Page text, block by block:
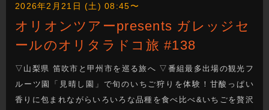
2026年2月21日 (土) 08:45〜
オリオンツアーpresents ガレッジセ
ールのオリタラドコ旅 #138
▽山梨県 笛吹市と甲州市を巡る旅へ ▽番組最多出場の観光フ
ルーツ園「見晴し園」で旬のいちご狩りを体験！甘酸っぱい
香りに包まれながらいろいろな品種を食べ比べ&いちごを贅沢